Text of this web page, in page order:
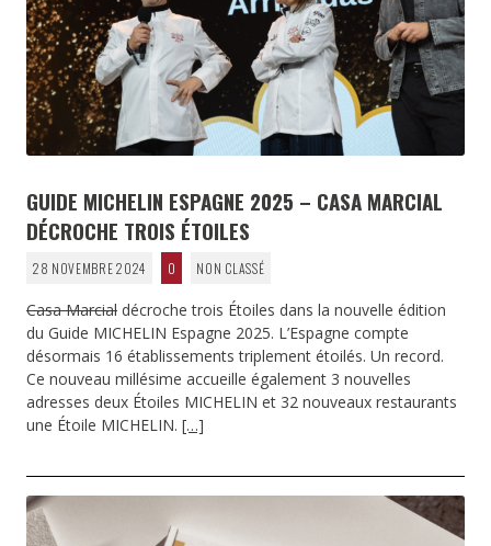
GUIDE MICHELIN ESPAGNE 2025 – CASA MARCIAL
DÉCROCHE TROIS ÉTOILES
28 NOVEMBRE 2024 0 NON CLASSÉ
Casa Marcial décroche trois Étoiles dans la nouvelle édition
du Guide MICHELIN Espagne 2025. L’Espagne compte
désormais 16 établissements triplement étoilés. Un record.
Ce nouveau millésime accueille également 3 nouvelles
adresses deux Étoiles MICHELIN et 32 nouveaux restaurants
une Étoile MICHELIN. […]